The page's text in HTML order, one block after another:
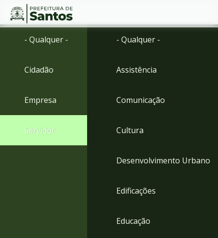
Ir
menu
para
Conteúdo
- Qualquer -
Cidadão
Empresa
Servidor
- Qualquer -
Assistência
Comunicação
Cultura
Desenvolvimento Urbano
Edificações
Educação